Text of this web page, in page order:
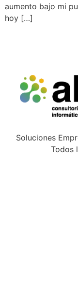
aumento bajo mi
hoy […]
Soluciones
Todos